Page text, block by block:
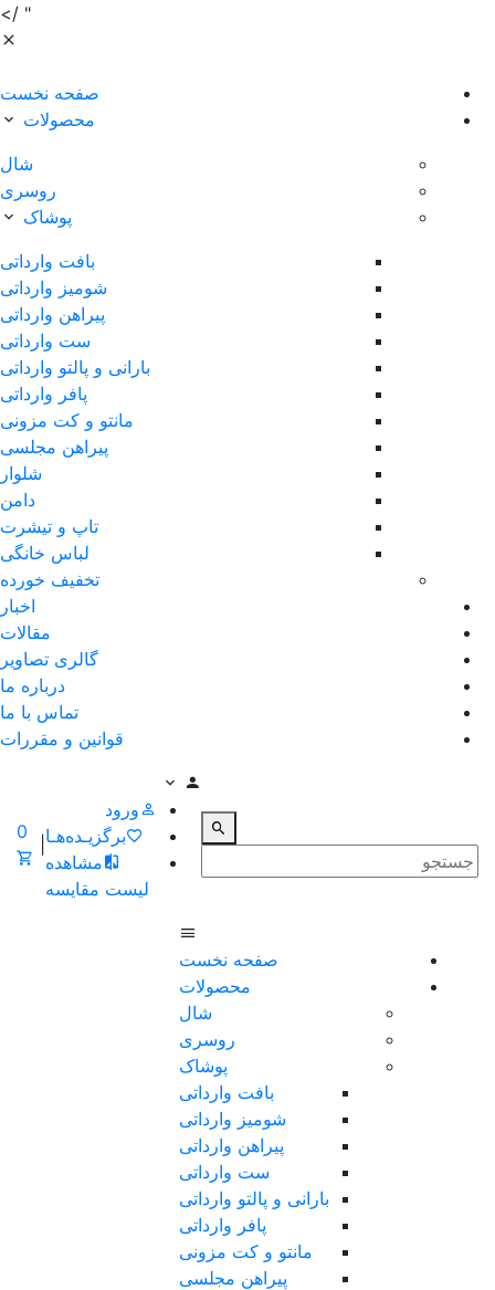
" />
صفحه نخست
محصولات
شال
روسری
پوشاک
بافت وارداتی
شومیز وارداتی
پیراهن وارداتی
ست وارداتی
بارانی و پالتو وارداتی
پافر وارداتی
مانتو و کت مزونی
پیراهن مجلسی
شلوار
دامن
تاپ و تیشرت
لباس خانگی
تخفیف خورده
اخبار
مقالات
گالری تصاویر
درباره ما
تماس با ما
قوانین و مقررات
ورود
برگزیـده‌هـا
مشاهده
لیست مقایسه
0
صفحه نخست
محصولات
شال
روسری
پوشاک
بافت وارداتی
شومیز وارداتی
پیراهن وارداتی
ست وارداتی
بارانی و پالتو وارداتی
پافر وارداتی
مانتو و کت مزونی
پیراهن مجلسی